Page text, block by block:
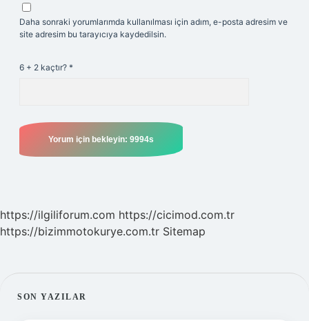
Daha sonraki yorumlarımda kullanılması için adım, e-posta adresim ve
site adresim bu tarayıcıya kaydedilsin.
6 + 2 kaçtır? *
https://ilgiliforum.com https://cicimod.com.tr
https://bizimmotokurye.com.tr Sitemap
SIDEBAR
SON YAZILAR